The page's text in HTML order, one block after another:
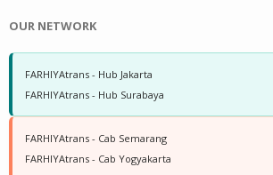
OUR NETWORK
FARHIYAtrans - Hub Jakarta
FARHIYAtrans - Hub Surabaya
FARHIYAtrans - Cab Semarang
FARHIYAtrans - Cab Yogyakarta